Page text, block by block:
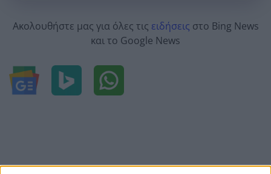
Ακολουθήστε μας για όλες τις ειδήσεις στο Bing News
και το Google News